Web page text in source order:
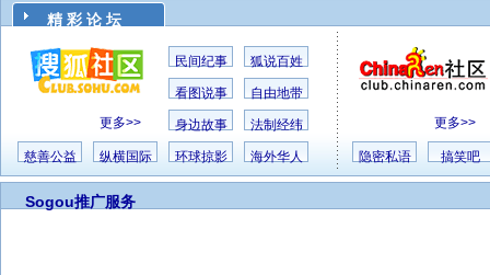
精 彩 论 坛
更多>>
民间纪事 狐说百姓
看图说事 自由地带
身边故事 法制经纬
慈善公益 纵横国际 环球掠影 海外华人
更多>>
隐密私语 搞笑吧
Sogou推广服务